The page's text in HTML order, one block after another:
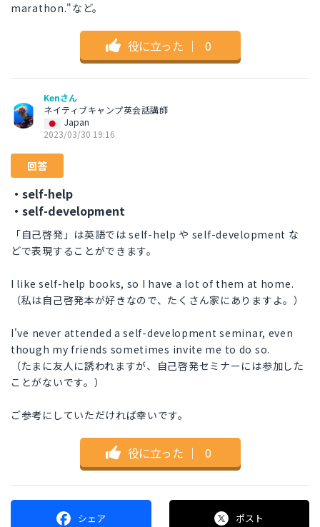
marathon."など。
役に立った ｜ 0
Kenさん
ネイティブキャンプ英会話講師
Japan
2023/03/30 19:16
回答
・self-help
・self-development
「自己啓発」は英語では self-help や self-development な
どで表現することができます。
I like self-help books, so I have a lot of them at home.
（私は自己啓発本が好きなので、たくさん家にありますよ。）
I've never attended a self-development seminar, even
though my friends sometimes invite me to do so.
（たまに友人に誘われますが、自己啓発セミナーには参加した
ことがないです。）
ご参考にしていただければ幸いです。
役に立った ｜ 0
シェア ポスト